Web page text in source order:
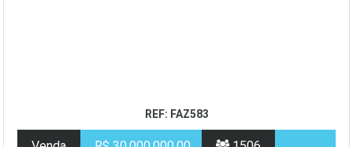
REF: FAZ583